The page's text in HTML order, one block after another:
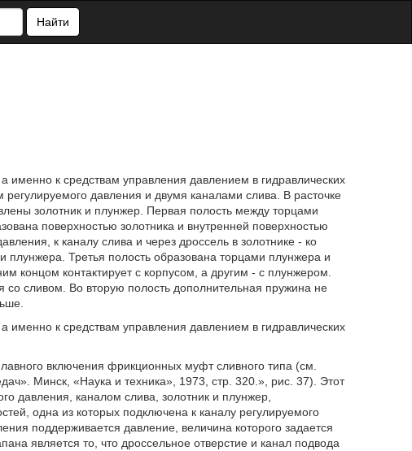
Найти
именно к средствам управления давлением в гидравлических
давления и двумя каналами слива. В расточке
золотник и плунжер. Первая полость между торцами
поверхностью золотника и внутренней поверхностью
к каналу слива и через дроссель в золотнике - ко
плунжера. Третья полость образована торцами плунжера и
концом контактирует с корпусом, а другим - с плунжером.
со сливом. Во вторую полость дополнительная пружина не
именно к средствам управления давлением в гидравлических
включения фрикционных муфт сливного типа (см.
Минск, «Наука и техника», 1973, стр. 320.», рис. 37). Этот
давления, каналом слива, золотник и плунжер,
одна из которых подключена к каналу регулируемого
поддерживается давление, величина которого задается
является то, что дроссельное отверстие и канал подвода